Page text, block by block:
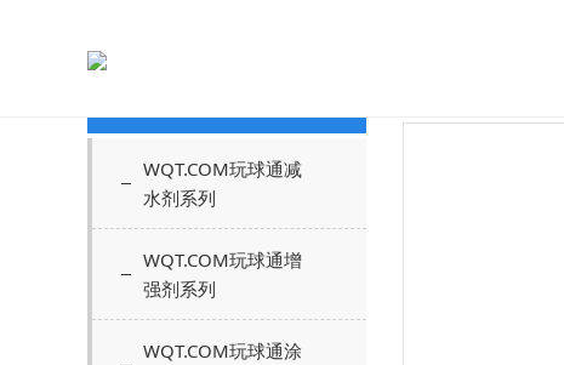
WQT.COM玩球通减
水剂系列
WQT.COM玩球通增
强剂系列
WQT.COM玩球通涂